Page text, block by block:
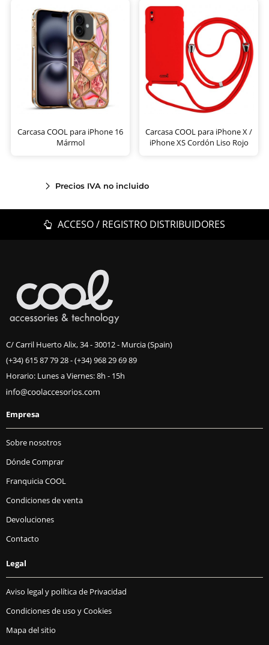
Carcasa COOL para iPhone 16
Mármol
Carcasa COOL para iPhone X /
iPhone XS Cordón Liso Rojo
Precios IVA no incluido
ACCESO / REGISTRO DISTRIBUIDORES
C/ Carril Huerto Alix, 34 - 30012 - Murcia (Spain)
(+34) 615 87 79 28-(+34) 968 29 69 89
Horario: Lunes a Viernes: 8h - 15h
Empresa
Sobre nosotros
Dónde Comprar
Franquicia COOL
Condiciones de venta
Devoluciones
Contacto
Legal
Aviso legal y política de Privacidad
Condiciones de uso y Cookies
Mapa del sitio